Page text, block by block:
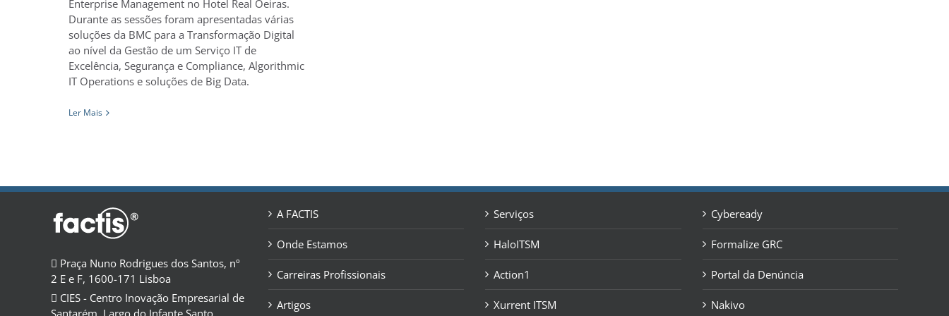
Enterprise Management no Hotel Real Oeiras.
Durante as sessões foram apresentadas várias
soluções da BMC para a Transformação Digital
ao nível da Gestão de um Serviço IT de
Excelência, Segurança e Compliance, Algorithmic
IT Operations e soluções de Big Data.
Ler Mais
Praça Nuno Rodrigues dos Santos, nº
2 E e F, 1600-171 Lisboa
CIES - Centro Inovação Empresarial de
Santarém, Largo do Infante Santo,
A FACTIS
Onde Estamos
Carreiras Profissionais
Artigos
Serviços
HaloITSM
Action1
Xurrent ITSM
Cybeready
Formalize GRC
Portal da Denúncia
Nakivo